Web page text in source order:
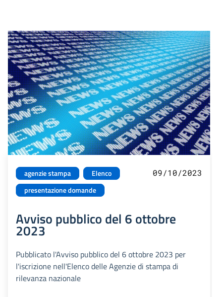
agenzie stampa
Elenco
presentazione domande
09/10/2023
Avviso pubblico del 6 ottobre
2023
Pubblicato l'Avviso pubblico del 6 ottobre 2023 per
l'iscrizione nell'Elenco delle Agenzie di stampa di
rilevanza nazionale